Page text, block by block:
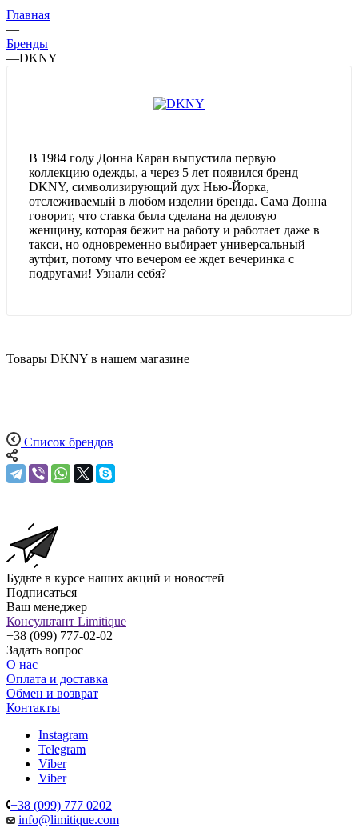
Главная
—
Бренды
—DKNY
В 1984 году Донна Каран выпустила первую
коллекцию одежды, а через 5 лет появился бренд
DKNY, символизирующий дух Нью-Йорка,
отслеживаемый в любом изделии бренда. Сама Донна
говорит, что ставка была сделана на деловую
женщину, которая бежит на работу и работает даже в
такси, но одновременно выбирает универсальный
аутфит, потому что вечером ее ждет вечеринка с
подругами! Узнали себя?
Товары DKNY в нашем магазине
Список брендов
Будьте в курсе наших акций и новостей
Подписаться
Ваш менеджер
Консультант Limitique
+38 (099) 777-02-02
Задать вопрос
О нас
Оплата и доставка
Обмен и возврат
Контакты
Instagram
Telegram
Viber
Viber
+38 (099) 777 0202
info@limitique.com